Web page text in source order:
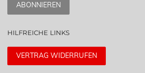
ABONNIEREN
HILFREICHE LINKS
VERTRAG WIDERRUFEN